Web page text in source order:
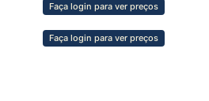
só pelo preço —
estética e segurança
isso na sua venda e
Faça login para ver preços
Faça login para ver preços